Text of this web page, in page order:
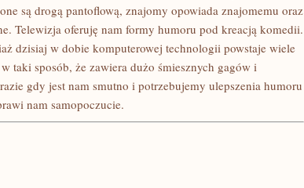
są drogą pantoflową, znajomy opowiada znajomemu oraz
Telewizja oferuję nam formy humoru pod kreacją komedii.
dzisiaj w dobie komputerowej technologii powstaje wiele
taki sposób, że zawiera dużo śmiesznych gagów i
gdy jest nam smutno i potrzebujemy ulepszenia humoru
nam samopoczucie.